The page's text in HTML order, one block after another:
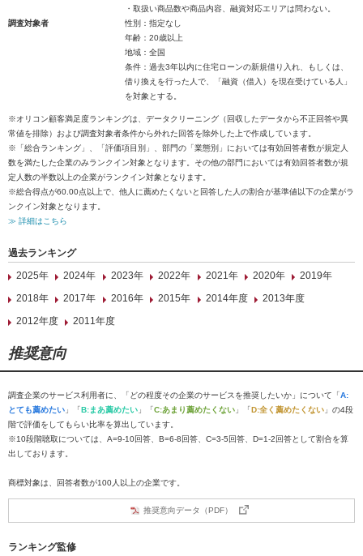
・取扱い商品数や商品内容、融資対応エリアは問わない。
調査対象者
性別：指定なし
年齢：20歳以上
地域：全国
条件：過去3年以内に住宅ローンの新規借り入れ、もしくは、
借り換えを行った人で、「融資（借入）を現在受けている人」
を対象とする。
※オリコン顧客満足度ランキングは、データクリーニング（回収したデータから不正回答や異
常値を排除）および調査対象者条件から外れた回答を除外した上で作成しています。
※「総合ランキング」、「評価項目別」、部門の「業態別」においては有効回答者数が規定人
数を満たした企業のみランクイン対象となります。その他の部門においては有効回答者数が規
定人数の半数以上の企業がランクイン対象となります。
※総合得点が60.00点以上で、他人に薦めたくないと回答した人の割合が基準値以下の企業がラ
ンクイン対象となります。
≫ 詳細はこちら
過去ランキング
2025年
2024年 2023年 2022年 2021年 2020年
2019年
2018年
2017年 2016年 2015年 2014年度
2013年度
2012年度
2011年度
推奨意向
調査企業のサービス利用者に、「どの程度その企業のサービスを推奨したいか」について「A:
とても薦めたい 」「B:まあ薦めたい 」「C:あまり薦めたくない 」「D:全く薦めたくない 」の4段
階で評価をしてもらい比率を算出しています。
※10段階聴取については、A=9-10回答、B=6-8回答、C=3-5回答、D=1-2回答として割合を算
出しております。
商標対象は、回答者数が100人以上の企業です。
推奨意向データ（PDF）
ランキング監修